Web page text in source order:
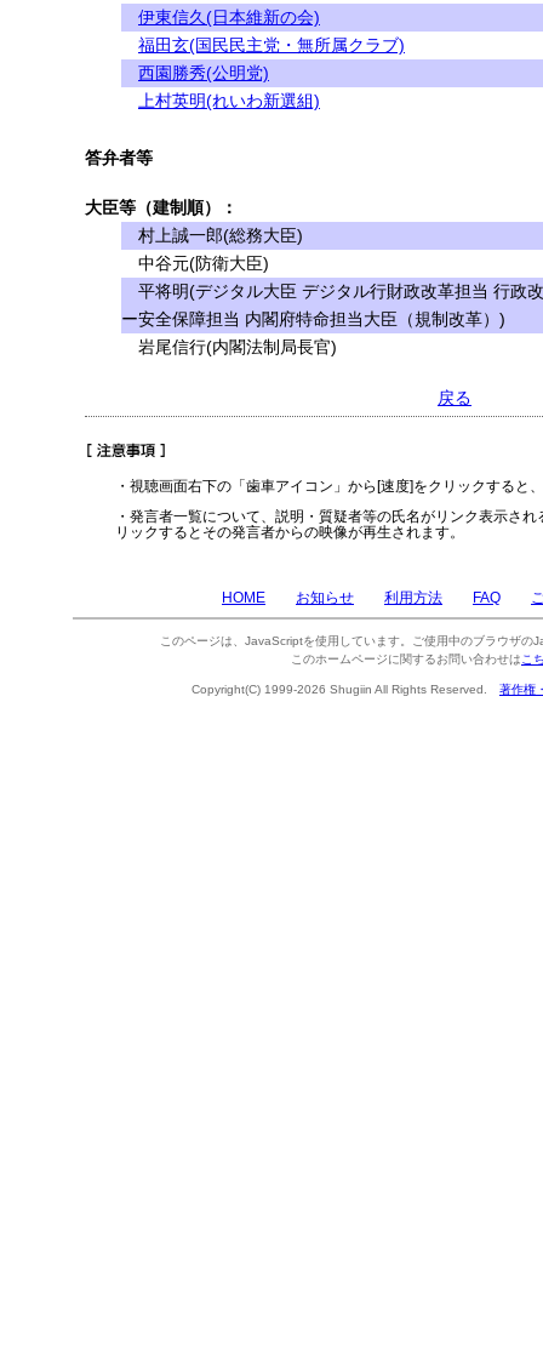
伊東信久(日本維新の会)
福田玄(国民民主党・無所属クラブ)
西園勝秀(公明党)
上村英明(れいわ新選組)
答弁者等
大臣等（建制順）：
村上誠一郎(総務大臣)
中谷元(防衛大臣)
平将明(デジタル大臣 デジタル行財政改革担当 行政
ー安全保障担当 内閣府特命担当大臣（規制改革）)
岩尾信行(内閣法制局長官)
戻る
・視聴画面右下の「歯車アイコン」から[速度]をクリックすると
・発言者一覧について、説明・質疑者等の氏名がリンク表示さ
リックするとその発言者からの映像が再生されます。
HOME お知らせ 利用方法 FAQ
このページは、JavaScriptを使用しています。ご使用中のブラウザの
このホームページに関するお問い合わせは こ
Copyright(C) 1999-2026 Shugiin All Rights Reserved. 著作権